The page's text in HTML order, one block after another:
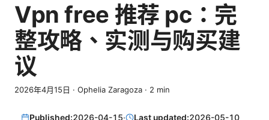
Vpn free 推荐 pc：完
整攻略、实测与购买建
议
2026年4月15日 · Ophelia Zaragoza · 2 min
Published:2026-04-15· Last updated:2026-05-10